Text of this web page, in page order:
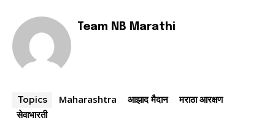
Team NB Marathi
Topics Maharashtra आझाद मैदान
मराठा आरक्षण
सेवाभारती